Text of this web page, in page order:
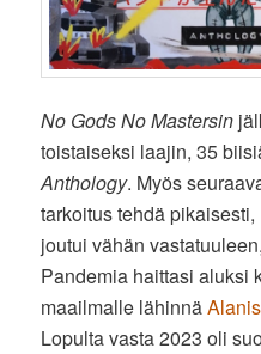
No Gods No Mastersin
toistaiseksi laajin, 35
Anthology. Myös
tarkoitus tehdä
joutui vähän
Pandemia haittasi aluksi
maailmalle lähinnä
Lopulta vasta 2023 oli